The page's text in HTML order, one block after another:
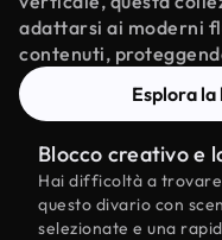
adattarsi ai moderni
contenuti,
Esplora
Blocco creativo e
Hai difficoltà a
questo divario con
selezionate e una